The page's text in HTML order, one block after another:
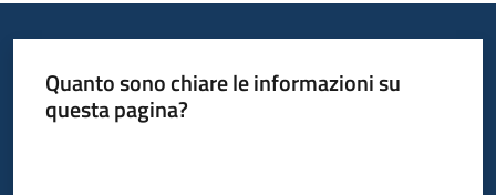
Quanto sono chiare le informazioni su
questa pagina?